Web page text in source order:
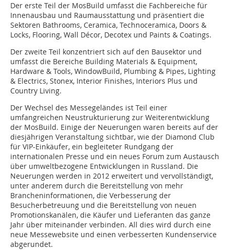
Der erste Teil der MosBuild umfasst die Fachbereiche für
Innenausbau und Raumausstattung und präsentiert die
Sektoren Bathrooms, Ceramica, Technoceramica, Doors &
Locks, Flooring, Wall Décor, Decotex und Paints & Coatings.
Der zweite Teil konzentriert sich auf den Bausektor und
umfasst die Bereiche Building Materials & Equipment,
Hardware & Tools, WindowBuild, Plumbing & Pipes, Lighting
& Electrics, Stonex, Interior Finishes, ­Interiors Plus und
Country Living.
Der Wechsel des Messegeländes ist Teil einer
umfangreichen Neustrukturierung zur Weiterentwicklung
der MosBuild. Einige der Neuerungen waren bereits auf der
diesjährigen Veranstaltung sichtbar, wie der Diamond Club
für VIP-Einkäufer, ein begleiteter Rundgang der
internationalen Presse und ein neues Forum zum Austausch
über umweltbezogene Entwicklungen in Russland. Die
Neuerungen werden in 2012 erweitert und vervollständigt,
unter anderem durch die Bereitstellung von mehr
Brancheninformationen, die Verbesserung der
Besucherbetreuung und die Bereitstellung von neuen
Promotionskanälen, die Käufer und Lieferanten das ganze
Jahr über miteinander verbinden. All dies wird durch eine
neue Messewebsite und einen verbesserten Kundenservice
abgerundet.